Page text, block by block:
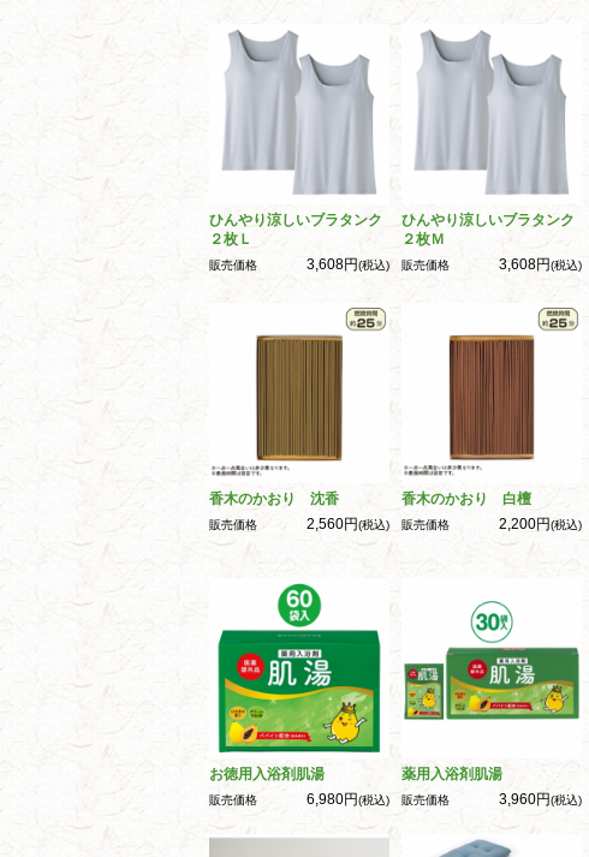
ひんやり涼しいブラタンク
２枚Ｌ
販売価格 3,608円(税込)
ひんやり涼しいブラタンク
２枚Ｍ
販売価格 3,608円(税込)
香木のかおり 沈香
販売価格 2,560円(税込)
香木のかおり 白檀
販売価格 2,200円(税込)
お徳用入浴剤肌湯
販売価格 6,980円(税込)
薬用入浴剤肌湯
販売価格 3,960円(税込)